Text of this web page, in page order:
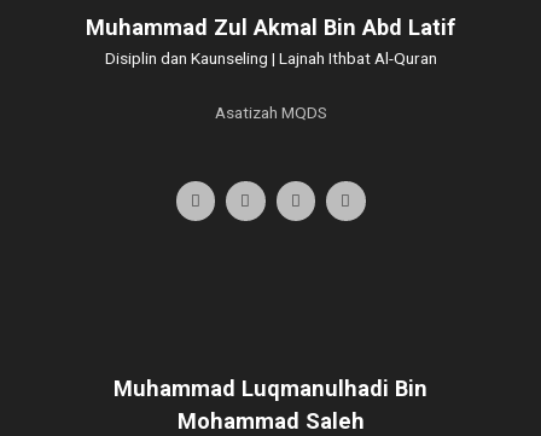
Muhammad Zul Akmal Bin Abd Latif
Disiplin dan Kaunseling | Lajnah Ithbat Al-Quran
Asatizah MQDS
Muhammad Luqmanulhadi Bin
Mohammad Saleh